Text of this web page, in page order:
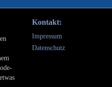
Kontakt:
Impressum
Datenschutz